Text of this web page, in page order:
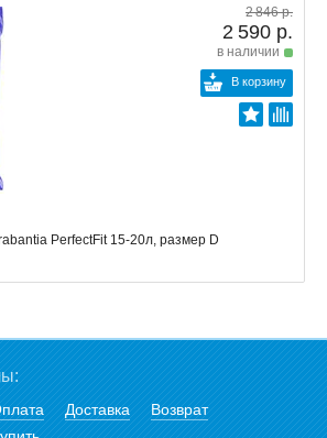
2 846 р.
2 590 р.
в наличии
В корзину
PerfectFit 15-20л, размер D
Доставка
Возврат